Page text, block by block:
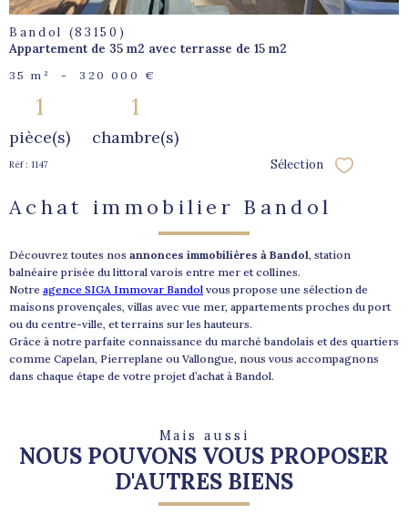
Bandol (83150)
Appartement de 35 m2 avec terrasse de 15 m2
35 m² - 320 000 €
1
pièce(s)
1
chambre(s)
Réf : 1147 Sélection
Achat immobilier Bandol
Découvrez toutes nos annonces immobilières à Bandol, station
balnéaire prisée du littoral varois entre mer et collines.
Notre agence SIGA Immovar Bandol vous propose une sélection de
maisons provençales, villas avec vue mer, appartements proches du port
ou du centre-ville, et terrains sur les hauteurs.
Grâce à notre parfaite connaissance du marché bandolais et des quartiers
comme Capelan, Pierreplane ou Vallongue, nous vous accompagnons
dans chaque étape de votre projet d’achat à Bandol.
Mais aussi
NOUS POUVONS VOUS PROPOSER
D'AUTRES BIENS